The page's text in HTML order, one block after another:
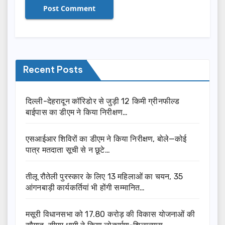
Recent Posts
दिल्ली-देहरादून कॉरिडोर से जुड़ी 12 किमी ग्रीनफील्ड
बाईपास का डीएम ने किया निरीक्षण…
एसआईआर शिविरों का डीएम ने किया निरीक्षण, बोले—कोई
पात्र मतदाता सूची से न छूटे…
तीलू रौतेली पुरस्कार के लिए 13 महिलाओं का चयन, 35
आंगनबाड़ी कार्यकर्तियां भी होंगी सम्मानित…
मसूरी विधानसभा को 17.80 करोड़ की विकास योजनाओं की